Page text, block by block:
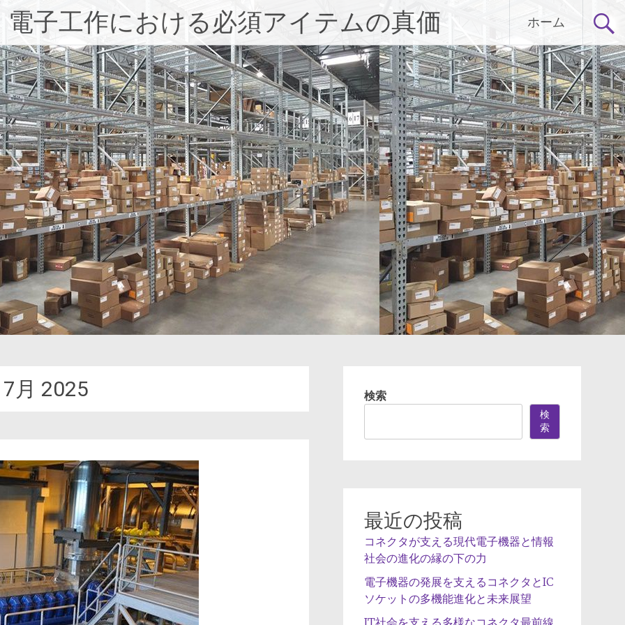
子工作における必須アイテムの真価 ホーム
7月 2025 検索
検
索
最近の投稿
コネクタが支える現代電子機器と情報
社会の進化の縁の下の力
電子機器の発展を支えるコネクタとIC
ソケットの多機能進化と未来展望
IT社会を支える多様なコネクタ最前線